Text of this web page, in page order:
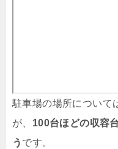
駐車場の場所について
が、 100台ほどの収容
う です。